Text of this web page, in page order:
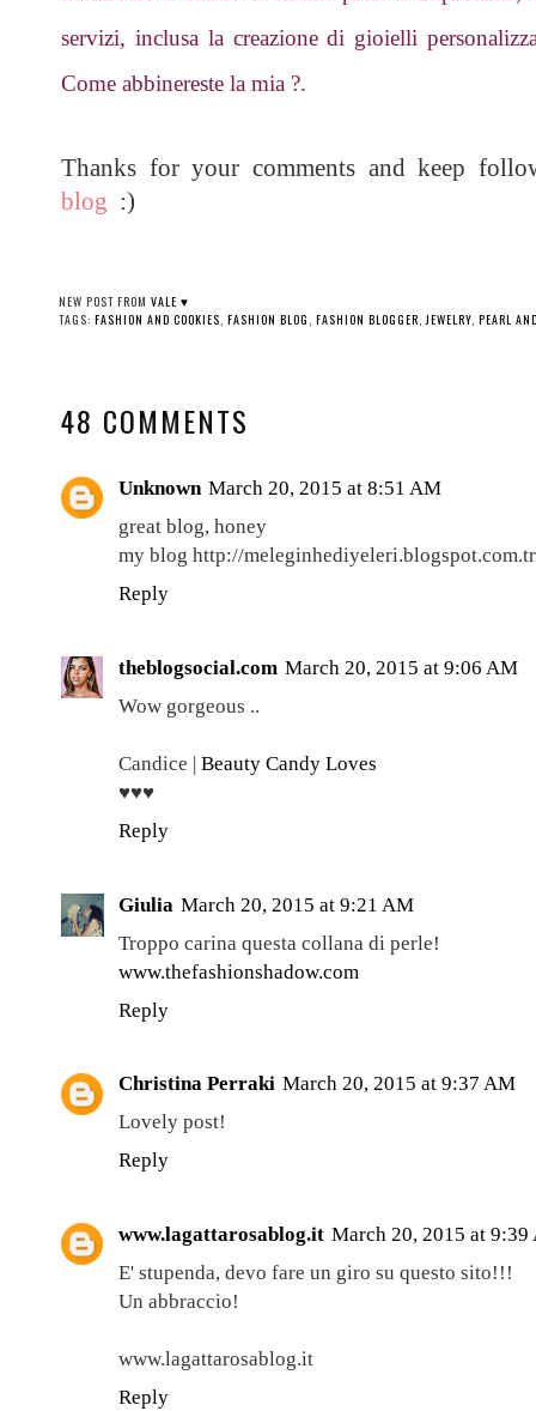
servizi, inclusa la creazione di gioielli
Come abbinereste la mia ?.
Thanks for your comments and keep
blog :)
NEW POST FROM VALE ♥
TAGS: FASHION AND COOKIES, FASHION BLOG , FASHION BLOGGER,JEWELRY, PEARL
48 COMMENTS
Unknown March 20, 2015 at 8:51 AM
great blog, honey
my blog http://
Reply
theblogsocial.com March 20, 2015 at 9:06 AM
Wow gorgeous ..
Candice | Beauty Candy Loves
♥♥♥
Reply
Giulia March 20, 2015 at 9:21 AM
Troppo carina questa collana di perle!
www.thefashionshadow.com
Reply
Christina Perraki March 20, 2015 at 9:37 AM
Lovely post!
Reply
www.lagattarosablog.it March 20, 2015 at 9:39
E' stupenda, devo fare un giro su questo sito!!!
Un abbraccio!
www.lagattarosablog.it
Reply